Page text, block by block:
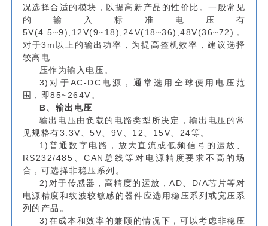
况选择合适的模块，以提高新产品的性价比。一般常见
的输入标准电压有
5V(4.5~9),12V(9~18),24V(18~36),48V(36~72)。
对于3m以上的输出功率，为提高整机效率，建议选择
较高电
压作为输入电压。
3)对于AC-DC电源，通常选用全球便用电压范
围，即85~264V。
B、输出电压
输出电压由负载的电路类型所决定，输出电压的常
见规格有3.3V、5V、9V、12、15V、24等。
1)普通数字电路，放大直流或低频信号的运放、
RS232/485、CAN总线等对电源精度要求不高的场
合，可选择非稳压系列。
2)对于传感器，高精度的运放，AD、D/A芯片等对
电源精度和纹波较敏感的器件应选用稳压系列或宽压系
列的产品。
3)在成本和效率的兼顾的情况下，可以考虑非稳压